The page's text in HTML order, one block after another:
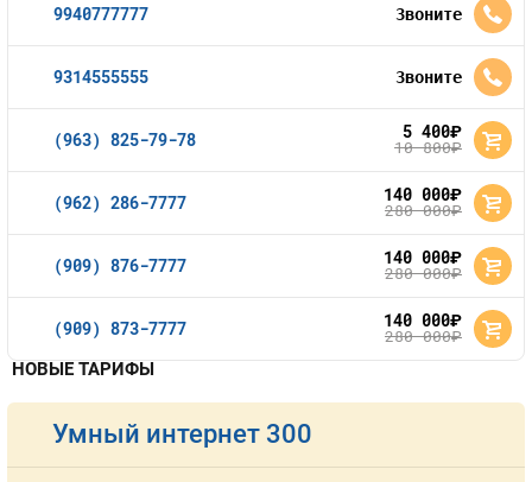
9940777777 Звоните
9314555555 Звоните
(963) 825-79-78 5 400руб.
10 800руб.
(962) 286-7777 140 000руб.
280 000руб.
(909) 876-7777 140 000руб.
280 000руб.
(909) 873-7777 140 000руб.
280 000руб.
НОВЫЕ ТАРИФЫ
Умный интернет 300